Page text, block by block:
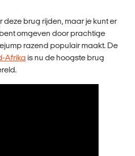
deze brug rijden, maar je kunt er
omgeven door prachtige
razend populair maakt. De
Afrika is nu de hoogste brug